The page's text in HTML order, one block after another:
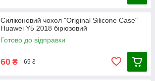
Силіконовий чохол "Original Silicone Case"
Huawei Y5 2018 бірюзовий
Готово до відправки
60 ₴ 69 ₴